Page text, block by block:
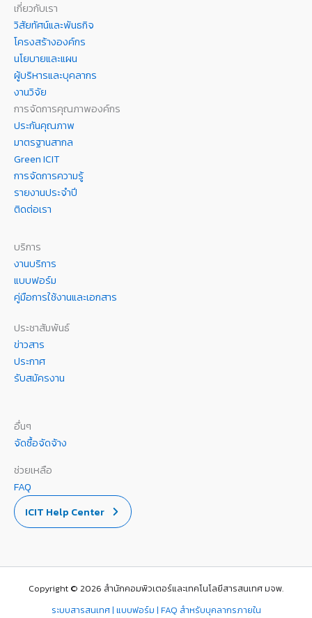
เกี่ยวกับเรา
วิสัยทัศน์และพันธกิจ
โครงสร้างองค์กร
นโยบายและแผน
ผู้บริหารและบุคลากร
งานวิจัย
การจัดการคุณภาพองค์กร
ประกันคุณภาพ
มาตรฐานสากล
Green ICIT
การจัดการความรู้
รายงานประจำปี
ติดต่อเรา
บริการ
งานบริการ
แบบฟอร์ม
คู่มือการใช้งานและเอกสาร
ประชาสัมพันธ์
ข่าวสาร
ประกาศ
รับสมัครงาน
อื่นๆ
จัดซื้อจัดจ้าง
ช่วยเหลือ
FAQ
ICIT Help Center
Copyright © 2026 สำนักคอมพิวเตอร์และเทคโนโลยีสารสนเทศ มจพ.
ระบบสารสนเทศ | แบบฟอร์ม | FAQ สำหรับบุคลากรภายใน